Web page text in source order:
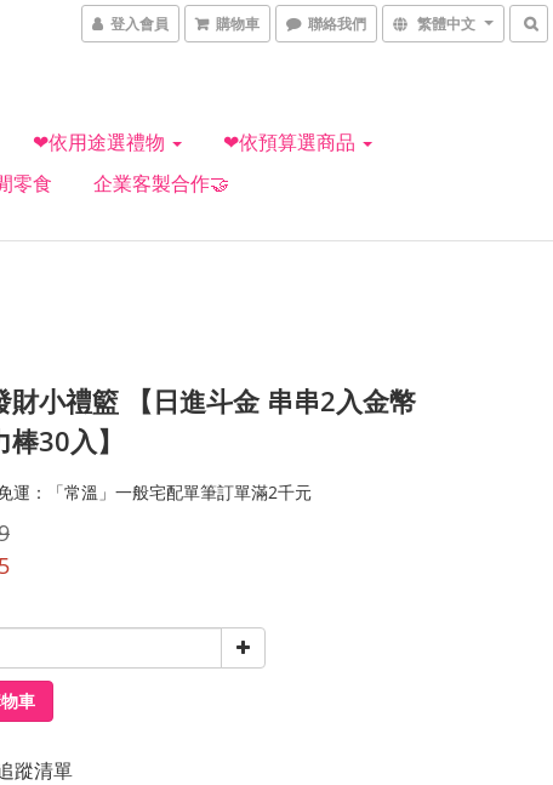
登入會員 購物車 聯絡我們 繁體中文
❤依用途選禮物
❤依預算選商品
零食 企業客製合作🤝
財小禮籃 【日進斗金 串串2入金幣
30入】
運：「常溫」一般宅配單筆訂單滿2千元
車
蹤清單